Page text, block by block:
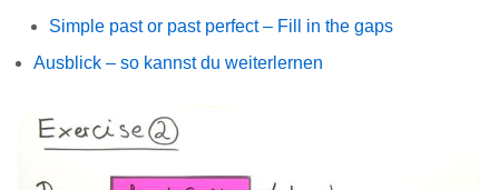
Simple past or past perfect – Fill in the gaps
Ausblick – so kannst du weiterlernen